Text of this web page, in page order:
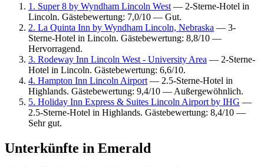
1. Super 8 by Wyndham Lincoln West — 2-Sterne-Hotel in
Lincoln. Gästebewertung: 7,0/10 — Gut.
2. La Quinta Inn by Wyndham Lincoln, Nebraska — 3-
Sterne-Hotel in Lincoln. Gästebewertung: 8,8/10 —
Hervorragend.
3. Rodeway Inn Lincoln West - University Area — 2-Sterne-
Hotel in Lincoln. Gästebewertung: 6,6/10.
4. Hampton Inn Lincoln Airport — 2.5-Sterne-Hotel in
Highlands. Gästebewertung: 9,4/10 — Außergewöhnlich.
5. Holiday Inn Express & Suites Lincoln Airport by IHG —
2.5-Sterne-Hotel in Highlands. Gästebewertung: 8,4/10 —
Sehr gut.
Unterkünfte in Emerald